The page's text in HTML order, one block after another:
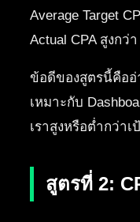
Average Target
Actual CPA สูงกว่
ข้อดีของสูตรนี้คืออ่
เหมาะกับ
เราสูงหรือต่ำกว่า
สูตรที่ 2: